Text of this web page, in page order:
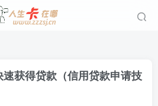
获得贷款（信用贷款申请技